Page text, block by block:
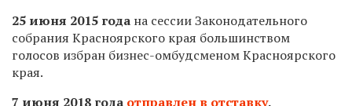
25 июня 2015 года на сессии Законодательного
собрания Красноярского края большинством
голосов избран бизнес-омбудсменом Красноярского
края.
7 июня 2018 года отправлен в отставку.